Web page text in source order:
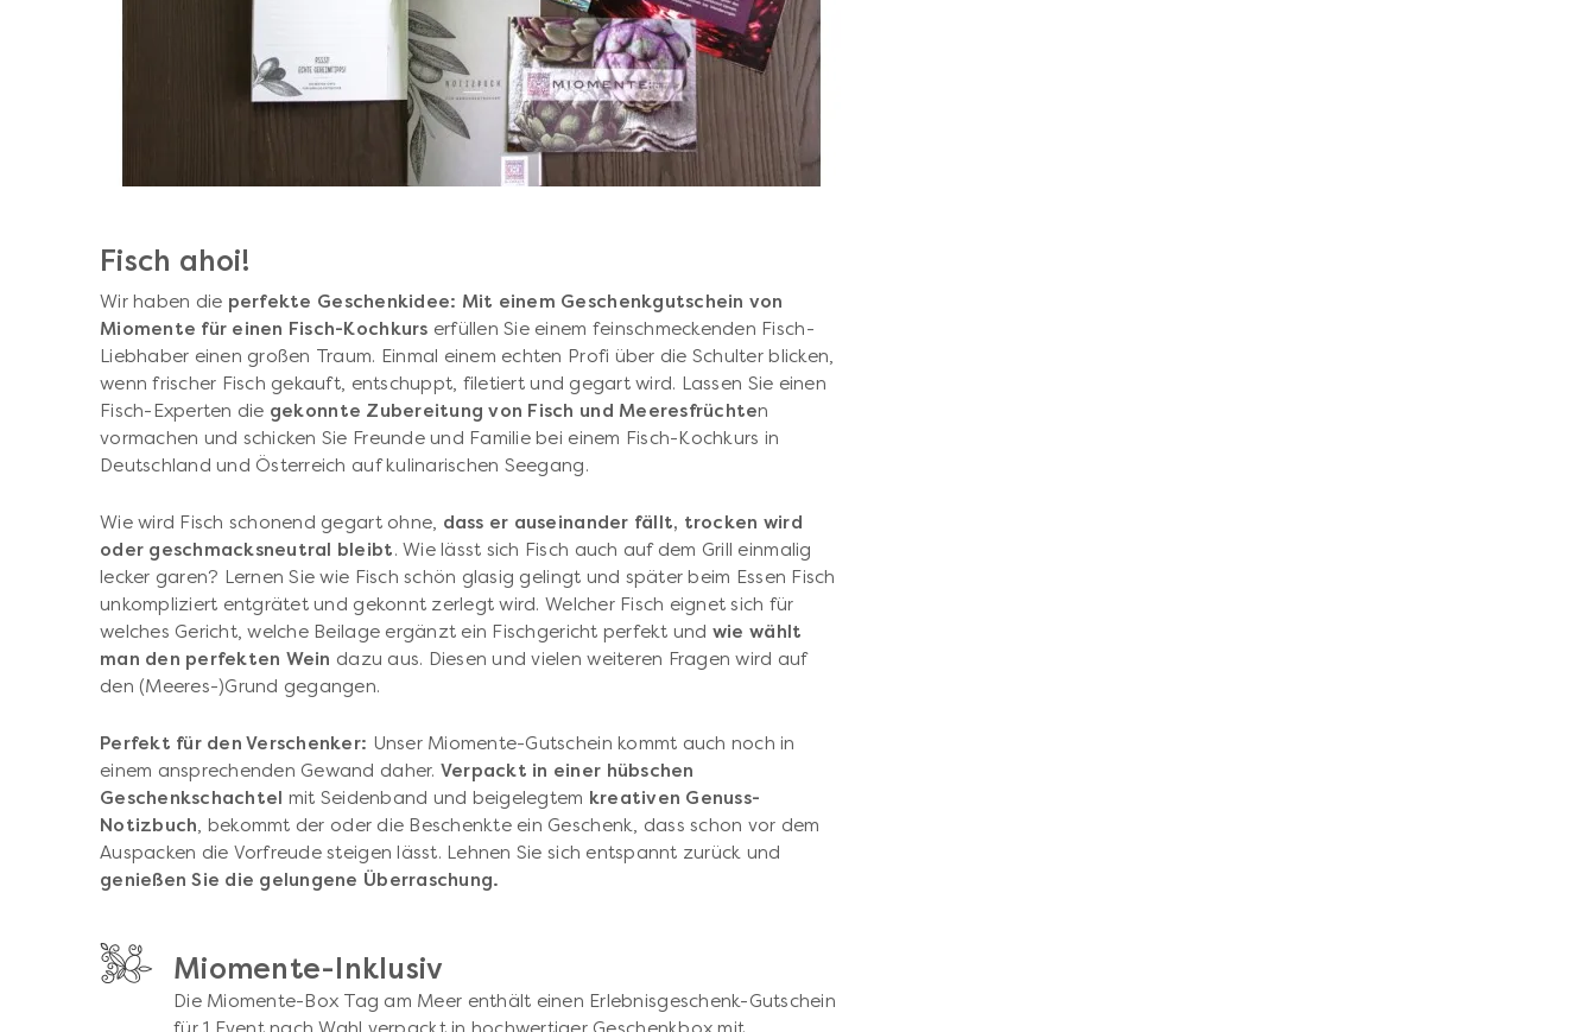
Fisch ahoi!
Wir haben die perfekte Geschenkidee: Mit einem Geschenkgutschein von
Miomente für einen Fisch-Kochkurs erfüllen Sie einem feinschmeckenden Fisch-
Liebhaber einen großen Traum. Einmal einem echten Profi über die Schulter blicken,
wenn frischer Fisch gekauft, entschuppt, filetiert und gegart wird. Lassen Sie einen
Fisch-Experten die gekonnte Zubereitung von Fisch und Meeresfrüchten
vormachen und schicken Sie Freunde und Familie bei einem Fisch-Kochkurs in
Deutschland und Österreich auf kulinarischen Seegang.
Wie wird Fisch schonend gegart ohne, dass er auseinander fällt, trocken wird
oder geschmacksneutral bleibt. Wie lässt sich Fisch auch auf dem Grill einmalig
lecker garen? Lernen Sie wie Fisch schön glasig gelingt und später beim Essen Fisch
unkompliziert entgrätet und gekonnt zerlegt wird. Welcher Fisch eignet sich für
welches Gericht, welche Beilage ergänzt ein Fischgericht perfekt und wie wählt
man den perfekten Wein dazu aus. Diesen und vielen weiteren Fragen wird auf
den (Meeres-)Grund gegangen.
Perfekt für den Verschenker: Unser Miomente-Gutschein kommt auch noch in
einem ansprechenden Gewand daher. Verpackt in einer hübschen
Geschenkschachtel mit Seidenband und beigelegtem kreativen Genuss-
Notizbuch, bekommt der oder die Beschenkte ein Geschenk, dass schon vor dem
Auspacken die Vorfreude steigen lässt. Lehnen Sie sich entspannt zurück und
genießen Sie die gelungene Überraschung.
Miomente-Inklusiv
Die Miomente-Box Tag am Meer enthält einen Erlebnisgeschenk-Gutschein